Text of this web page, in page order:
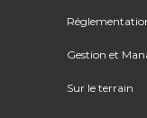
Gestion et
Sur le terrain